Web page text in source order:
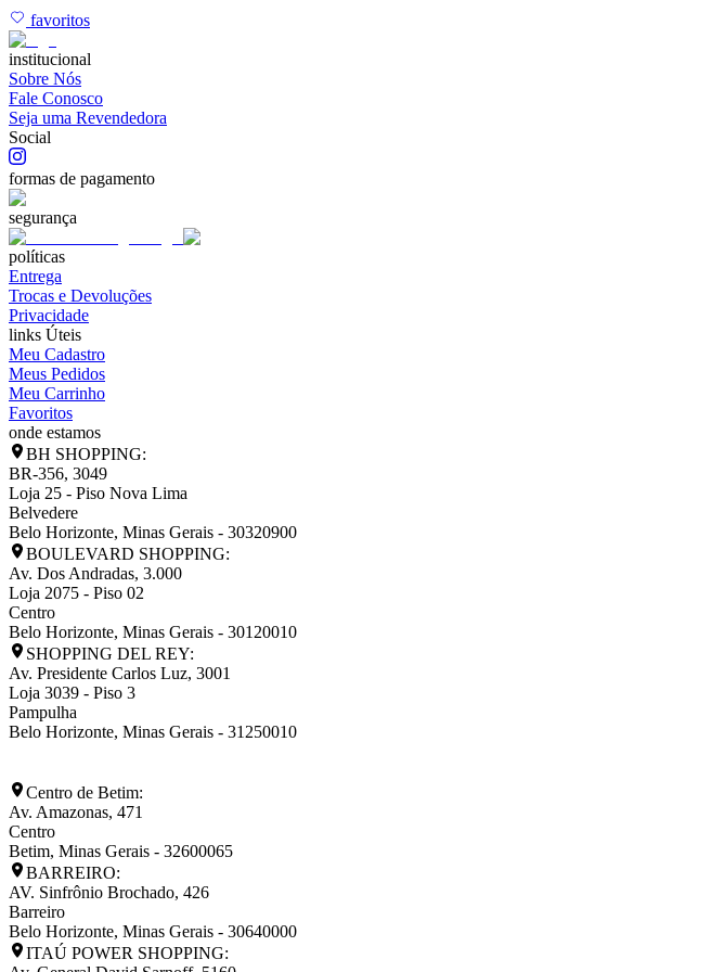
favoritos
institucional
Sobre Nós
Fale Conosco
Seja uma Revendedora
Social
formas de pagamento
segurança
políticas
Entrega
Trocas e Devoluções
Privacidade
links Úteis
Meu Cadastro
Meus Pedidos
Meu Carrinho
Favoritos
onde estamos
BH SHOPPING:
BR-356, 3049
Loja 25 - Piso Nova Lima
Belvedere
Belo Horizonte, Minas Gerais - 30320900
BOULEVARD SHOPPING:
Av. Dos Andradas, 3.000
Loja 2075 - Piso 02
Centro
Belo Horizonte, Minas Gerais - 30120010
SHOPPING DEL REY:
Av. Presidente Carlos Luz, 3001
Loja 3039 - Piso 3
Pampulha
Belo Horizonte, Minas Gerais - 31250010
Centro de Betim:
Av. Amazonas, 471
Centro
Betim, Minas Gerais - 32600065
BARREIRO:
AV. Sinfrônio Brochado, 426
Barreiro
Belo Horizonte, Minas Gerais - 30640000
ITAÚ POWER SHOPPING: